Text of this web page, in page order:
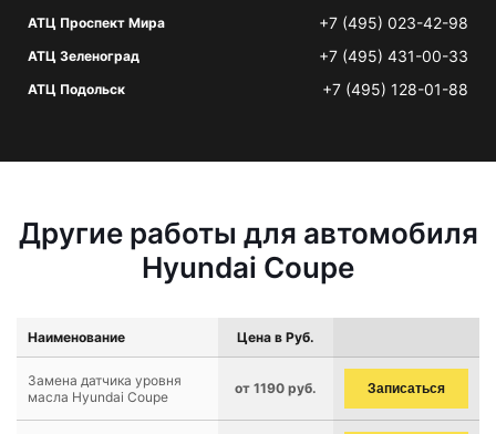
АТЦ Проспект Мира +7 (495) 023-42-98
АТЦ Зеленоград +7 (495) 431-00-33
АТЦ Подольск +7 (495) 128-01-88
Другие работы для автомобиля
Hyundai Coupe
Наименование Цена в Руб.
Замена датчика уровня
масла Hyundai Coupe
от 1190 руб. Записаться